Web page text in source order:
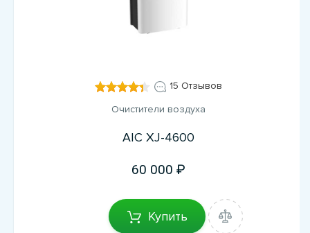
15 Отзывов
Очистители воздуха
AIC XJ-4600
60 000
Купить